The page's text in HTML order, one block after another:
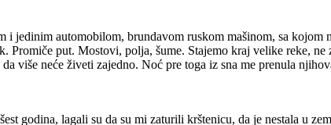
i jedinim automobilom, brundavom ruskom mašinom, sa
Promiče put. Mostovi, polja, šume. Stajemo kraj velike reke,
više neće živeti zajedno. Noć pre toga iz sna me prenula
godina, lagali su da su mi zaturili krštenicu, da je nestala u